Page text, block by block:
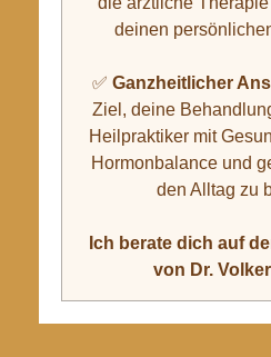
deinen
✅ Ganzheitlicher
Ziel, deine
Heilpraktiker mit
Hormonbalance und
den Alltag zu
Ich berate dich auf
von Dr.